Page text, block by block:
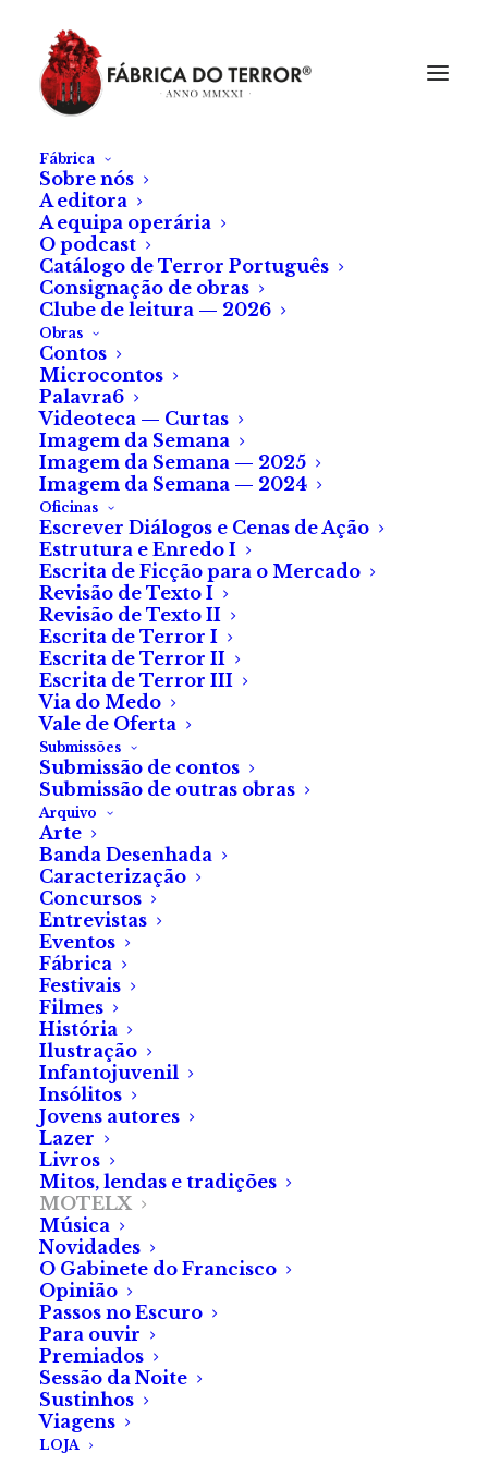
Fábrica
Sobre nós
A editora
A equipa operária
O podcast
Catálogo de Terror Português
Consignação de obras
Clube de leitura — 2026
Obras
Contos
Microcontos
Palavra6
Videoteca — Curtas
Imagem da Semana
Imagem da Semana — 2025
Imagem da Semana — 2024
Oficinas
Escrever Diálogos e Cenas de Ação
Estrutura e Enredo I
Escrita de Ficção para o Mercado
Revisão de Texto I
Revisão de Texto II
Escrita de Terror I
Escrita de Terror II
Escrita de Terror III
Via do Medo
Vale de Oferta
Submissões
Submissão de contos
Submissão de outras obras
Arquivo
Arte
Banda Desenhada
Caracterização
Concursos
Entrevistas
Eventos
Fábrica
Festivais
Filmes
História
Ilustração
Infantojuvenil
Insólitos
Jovens autores
Lazer
Livros
Mitos, lendas e tradições
MOTELX
Música
Novidades
O Gabinete do Francisco
Opinião
Passos no Escuro
Para ouvir
Premiados
Sessão da Noite
Sustinhos
Viagens
LOJA
MOTELX: Crítica a
«Something in the
Dirt», de Aaron
Moorhead e Justin
Benson
Secção Serviço de
Quarto
Patrícia Sá
Quem passou algum tempo nos túneis da conspiração
do YouTube, do Reddit ou do History Channel (ou
quem apenas sabe da existência desses túneis) irá
apreciar a paródia que
sobre aqueles documentários alicerçados em teorias